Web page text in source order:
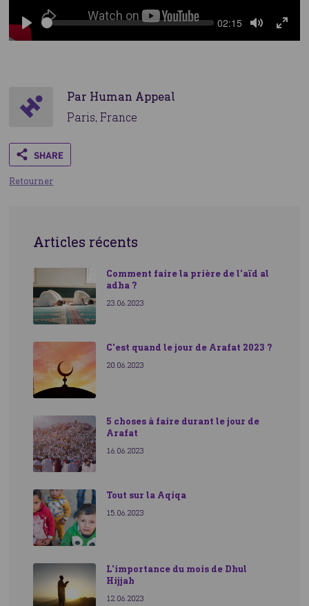
Ce que fait Human Appeal
Aidez-nous à nourrir les plus démunis
Play
Seek Current
02:15
Par Human Appeal
Paris, France
Retourner
Articles récents
Comment faire la prière de l'aïd al
adha ?
23.06.2023
C'est quand le jour de Arafat 2023 ?
20.06.2023
5 choses à faire durant le jour de
Arafat
16.06.2023
Tout sur la Aqiqa
15.06.2023
L'importance du mois de Dhul
Hijjah
12.06.2023